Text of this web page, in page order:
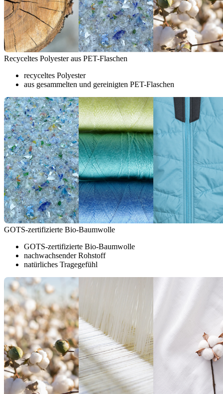
Recyceltes Polyester aus PET-Flaschen
recyceltes Polyester
aus gesammelten und gereinigten PET-Flaschen
GOTS-zertifizierte Bio-Baumwolle
GOTS-zertifizierte Bio-Baumwolle
nachwachsender Rohstoff
natürliches Tragegefühl